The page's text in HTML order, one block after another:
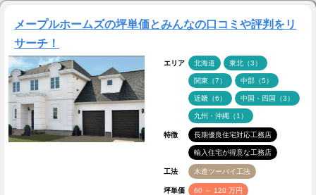
メープルホームズの坪単価とみんなの口コミや評判をリ
サーチ！
エリア 北海道 東北（3）
関東（7） 中部（5）
近畿（6） 中国・四国（3）
九州・沖縄（1）
特徴 長期優良住宅対応工務店
輸入住宅が得意な工務店
工法 木造ツーバイ工法
坪単価 60 ～ 120 万円